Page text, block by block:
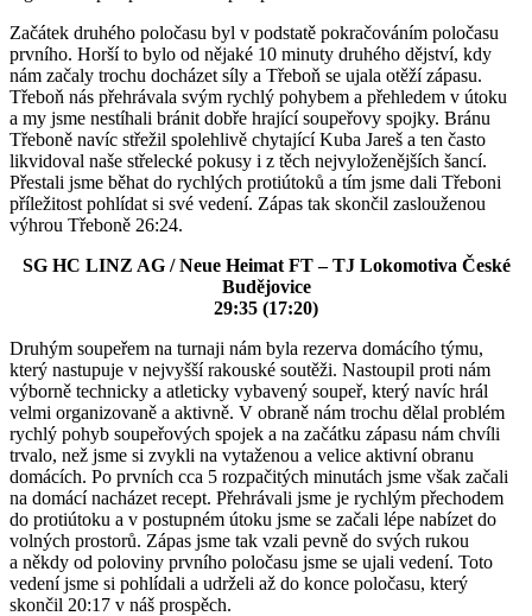
Začátek druhého poločasu byl v podstatě pokračováním poločasu
prvního. Horší to bylo od nějaké 10 minuty druhého dějství, kdy
nám začaly trochu docházet síly a Třeboň se ujala otěží zápasu.
Třeboň nás přehrávala svým rychlý pohybem a přehledem v útoku
a my jsme nestíhali bránit dobře hrající soupeřovy spojky. Bránu
Třeboně navíc střežil spolehlivě chytající Kuba Jareš a ten často
likvidoval naše střelecké pokusy i z těch nejvyloženějších šancí.
Přestali jsme běhat do rychlých protiútoků a tím jsme dali Třeboni
příležitost pohlídat si své vedení. Zápas tak skončil zaslouženou
výhrou Třeboně 26:24.
SG HC LINZ AG / Neue Heimat FT – TJ Lokomotiva České
Budějovice
29:35 (17:20)
Druhým soupeřem na turnaji nám byla rezerva domácího týmu,
který nastupuje v nejvyšší rakouské soutěži. Nastoupil proti nám
výborně technicky a atleticky vybavený soupeř, který navíc hrál
velmi organizovaně a aktivně. V obraně nám trochu dělal problém
rychlý pohyb soupeřových spojek a na začátku zápasu nám chvíli
trvalo, než jsme si zvykli na vytaženou a velice aktivní obranu
domácích. Po prvních cca 5 rozpačitých minutách jsme však začali
na domácí nacházet recept. Přehrávali jsme je rychlým přechodem
do protiútoku a v postupném útoku jsme se začali lépe nabízet do
volných prostorů. Zápas jsme tak vzali pevně do svých rukou
a někdy od poloviny prvního poločasu jsme se ujali vedení. Toto
vedení jsme si pohlídali a udrželi až do konce poločasu, který
skončil 20:17 v náš prospěch.